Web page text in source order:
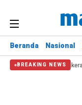
Beranda Nasional
BREAKING NEWS
Bombing Dikerahkan